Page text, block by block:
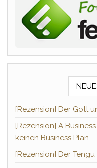
[Rezension] Der Gott
[Rezension] A
keinen Business Plan
[Rezension] Der